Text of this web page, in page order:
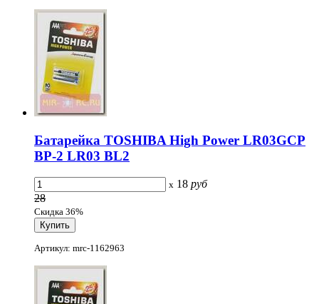
Батарейка TOSHIBA High Power LR03GCP
BP-2 LR03 BL2
x 18 руб
28
Скидка 36%
Артикул: mrc-1162963